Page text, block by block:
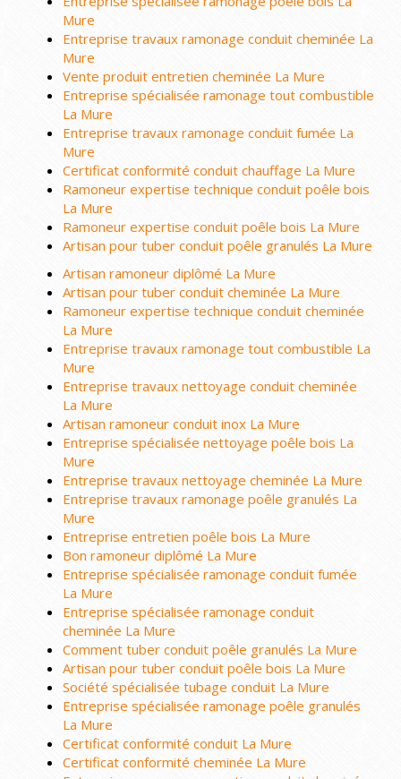
Mure
Entreprise travaux ramonage conduit cheminée La
Mure
Vente produit entretien cheminée La Mure
Entreprise spécialisée ramonage tout combustible
La Mure
Entreprise travaux ramonage conduit fumée La
Mure
Certificat conformité conduit chauffage La Mure
Ramoneur expertise technique conduit poêle bois
La Mure
Ramoneur expertise conduit poêle bois La Mure
Artisan pour tuber conduit poêle granulés La Mure
Artisan ramoneur diplômé La Mure
Artisan pour tuber conduit cheminée La Mure
Ramoneur expertise technique conduit cheminée
La Mure
Entreprise travaux ramonage tout combustible La
Mure
Entreprise travaux nettoyage conduit cheminée
La Mure
Artisan ramoneur conduit inox La Mure
Entreprise spécialisée nettoyage poêle bois La
Mure
Entreprise travaux nettoyage cheminée La Mure
Entreprise travaux ramonage poêle granulés La
Mure
Entreprise entretien poêle bois La Mure
Bon ramoneur diplômé La Mure
Entreprise spécialisée ramonage conduit fumée
La Mure
Entreprise spécialisée ramonage conduit
cheminée La Mure
Comment tuber conduit poêle granulés La Mure
Artisan pour tuber conduit poêle bois La Mure
Société spécialisée tubage conduit La Mure
Entreprise spécialisée ramonage poêle granulés
La Mure
Certificat conformité conduit La Mure
Certificat conformité cheminée La Mure